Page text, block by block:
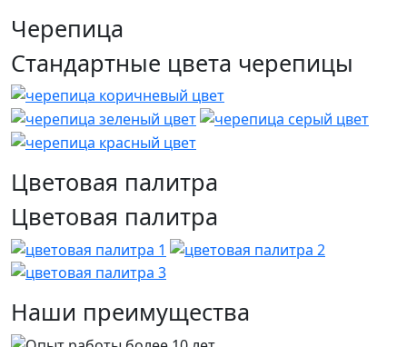
Черепица
Стандартные цвета черепицы
Цветовая палитра
Цветовая палитра
Наши преимущества